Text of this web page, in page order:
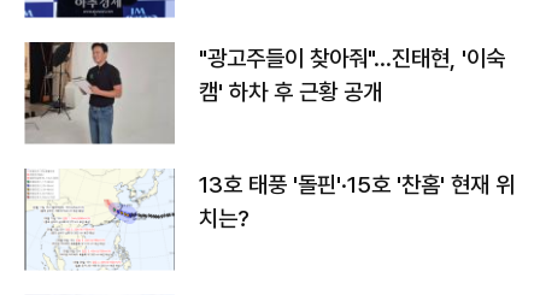
"광고주들이 찾아줘"…진태현, '이숙
캠' 하차 후 근황 공개
13호 태풍 '돌핀'·15호 '찬홈' 현재 위
치는?